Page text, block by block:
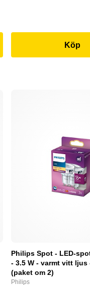
Köp
Philips Spot - LED-
- 3.5 W - varmt vitt ljus
(paket om 2)
Philips